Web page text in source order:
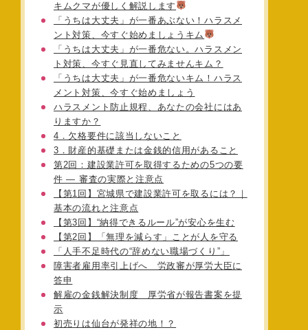
キムクマが優しく解説します
「うちは大丈夫」が一番あぶない！ハラスメ
ント対策、今すぐ始めましょうキム
「うちは大丈夫」が一番危ない。ハラスメン
ト対策、今すぐ見直してみませんキム？
「うちは大丈夫」が一番危ないキム！ハラス
メント対策、今すぐ始めましょう
ハラスメント防止規程、あなたの会社にはあ
りますか？
4．欠格要件に該当しないこと
3．財産的基礎または金銭的信用があること
第2回：建設業許可を取得するための5つの要
件 ― 審査の実際と注意点
【第1回】宮城県で建設業許可を取るには？｜
基本の流れと注意点
【第3回】“納得できるルール”が安心を生む
【第2回】「無理を減らす」ことが人を守る
「人手不足時代の“辞めない職場づくり”」
障害者雇用率引上げへ 労政審が厚労大臣に
答申
解雇の金銭解決制度 厚労省が報告書案を提
示
初売りは仙台が発祥の地！？